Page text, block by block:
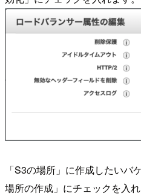
「S3の場所」に作成したいバ
場所の作成」にチェックを入れ